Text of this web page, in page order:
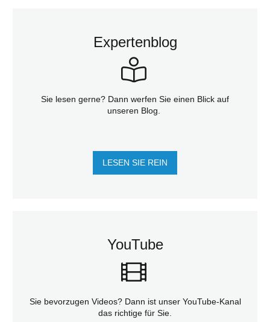
Expertenblog
Sie lesen gerne? Dann werfen Sie einen Blick auf
unseren Blog.
LESEN SIE REIN
YouTube
Sie bevorzugen Videos? Dann ist unser YouTube-Kanal
das richtige für Sie.